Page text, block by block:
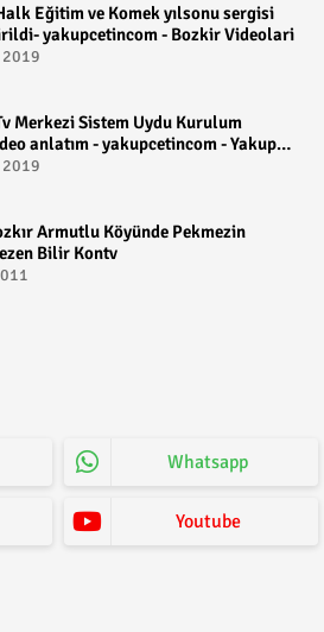
Eğitim ve Komek yılsonu sergisi
yakupcetincom - Bozkir Videolari
2019
Merkezi Sistem Uydu Kurulum
anlatım - yakupcetincom - Yakup
2019
Armutlu Köyünde Pekmezin
Bilir Kontv
Whatsapp
Youtube